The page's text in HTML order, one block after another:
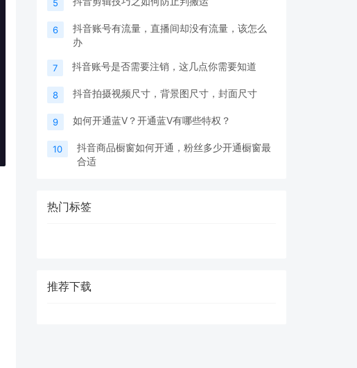
5
6
抖音账号有流量，直播间却没有流量，该怎么
办
7 抖音账号是否需要注销，这几点你需要知道
8 抖音拍摄视频尺寸，背景图尺寸，封面尺寸
9 如何开通蓝V？开通蓝V有哪些特权？
10
抖音商品橱窗如何开通，粉丝多少开通橱窗最
合适
热门标签
推荐下载